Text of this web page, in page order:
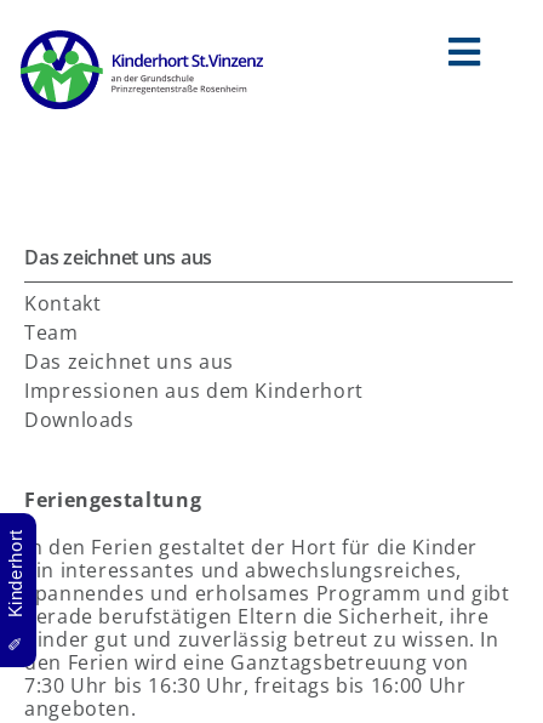
Inhalt
springen
Kinderhort
Jugendtreff
Kontakt zum Verein
Impressum
Feriengestaltung
In den Ferien gestaltet der Hort für die Kinder
ein interessantes und abwechslungsreiches,
spannendes und erholsames Programm und gibt
gerade berufstätigen Eltern die Sicherheit, ihre
Kinder gut und zuverlässig betreut zu wissen. In
den Ferien wird eine Ganztagsbetreuung von
7:30 Uhr bis 16:30 Uhr, freitags bis 16:00 Uhr
angeboten.
Das zeichnet uns aus
Kontakt
Team
Das zeichnet uns aus
Impressionen aus dem Kinderhort
Downloads
✎ Kinderhort